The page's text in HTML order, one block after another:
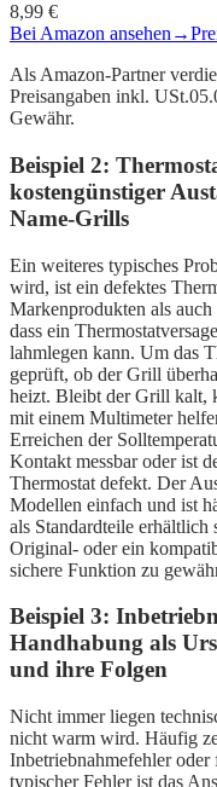
8,99 €
Bei Amazon ansehen →
Als Amazon-Partner
Preisangaben inkl.
Gewähr.
Beispiel 2:
kostengünstiger
Name-Grills
Ein weiteres typisches
wird, ist ein defektes
Markenprodukten als
dass ein
lahmlegen kann. Um das
geprüft, ob der Grill
heizt. Bleibt der Grill kalt,
mit einem Multimeter
Erreichen der
Kontakt messbar oder ist
Thermostat defekt. Der
Modellen einfach und ist
als Standardteile erhältlich
Original- oder ein
sichere Funktion zu
Beispiel 3:
Handhabung als
und ihre Folgen
Nicht immer liegen
nicht warm wird. Häufig
Inbetriebnahmefehler
typischer Fehler ist das